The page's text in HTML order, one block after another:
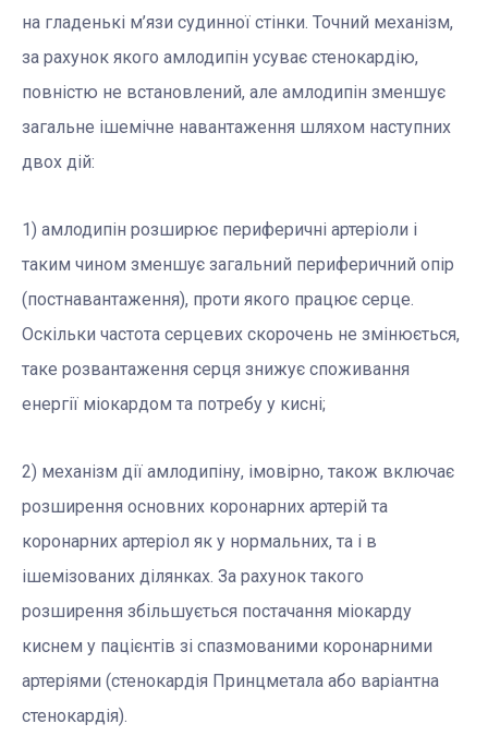
на гладенькі м’язи судинної стінки. Точний механізм,
за рахунок якого амлодипін усуває стенокардію,
повністю не встановлений, але амлодипін зменшує
загальне ішемічне навантаження шляхом наступних
двох дій:
1) амлодипін розширює периферичні артеріоли і
таким чином зменшує загальний периферичний опір
(постнавантаження), проти якого працює серце.
Оскільки частота серцевих скорочень не змінюється,
таке розвантаження серця знижує споживання
енергії міокардом та потребу у кисні;
2) механізм дії амлодипіну, імовірно, також включає
розширення основних коронарних артерій та
коронарних артеріол як у нормальних, та і в
ішемізованих ділянках. За рахунок такого
розширення збільшується постачання міокарду
киснем у пацієнтів зі спазмованими коронарними
артеріями (стенокардія Принцметала або варіантна
стенокардія).